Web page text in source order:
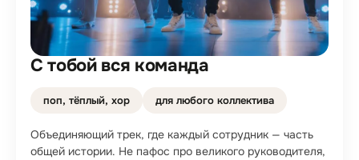
С тобой вся команда
поп, тёплый, хор для любого коллектива
Объединяющий трек, где каждый сотрудник — часть
общей истории. Не пафос про великого руководителя,